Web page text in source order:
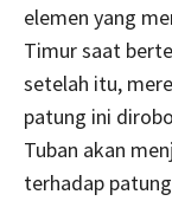
elemen yang
Timur saat
setelah itu,
patung ini
Tuban akan
terhadap